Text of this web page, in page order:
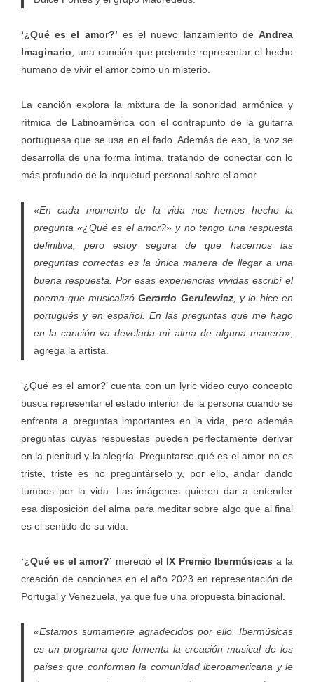
‘¿Qué es el amor?’ es el nuevo lanzamiento de Andrea
Imaginario , una canción que pretende representar el hecho
humano de vivir el amor como un misterio.
La canción explora la mixtura de la sonoridad armónica y
rítmica de Latinoamérica con el contrapunto de la guitarra
portuguesa que se usa en el fado. Además de eso, la voz se
desarrolla de una forma íntima, tratando de conectar con lo
más profundo de la inquietud personal sobre el amor.
«En cada momento de la vida nos hemos hecho la
pregunta «¿Qué es el amor?» y no tengo una respuesta
definitiva, pero estoy segura de que hacernos las
preguntas correctas es la única manera de llegar a una
buena respuesta. Por esas experiencias vividas escribí el
poema que musicalizóGerardo Gerulewicz, y lo hice en
portugués y en español. En las preguntas que me hago
en la canción va develada mi alma de alguna manera»
agrega la artista.
‘¿Qué es el amor?’ cuenta con un lyric video cuyo concepto
busca representar el estado interior de la persona cuando se
enfrenta a preguntas importantes en la vida, pero además
preguntas cuyas respuestas pueden perfectamente derivar
en la plenitud y la alegría. Preguntarse qué es el amor no es
triste, triste es no preguntárselo y, por ello, andar dando
tumbos por la vida. Las imágenes quieren dar a entender
esa disposición del alma para meditar sobre algo que al final
es el sentido de su vida.
‘¿Qué es el amor?’ mereció el IX Premio Ibermúsicas a la
creación de canciones en el año 2023 en representación de
Portugal y Venezuela, ya que fue una propuesta binacional.
«Estamos sumamente agradecidos por ello. Ibermúsicas
es un programa que fomenta la creación musical de los
países que conforman la comunidad iberoamericana y le